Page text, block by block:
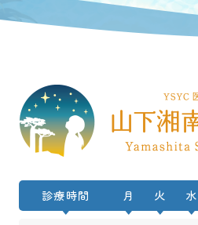
診療時間 月 火 水